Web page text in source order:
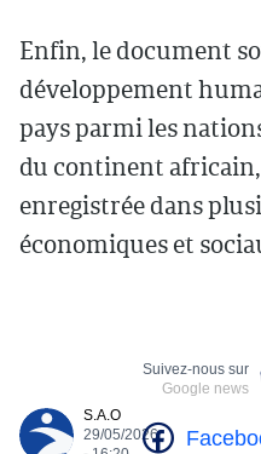
Enfin, le document
développement
pays parmi les
du continent
enregistrée dans
économiques et
S.A.O
29/05/2026
Suivez-nous sur
Google news